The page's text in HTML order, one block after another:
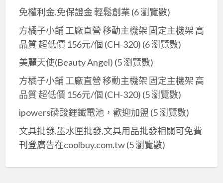
免權利金.免保證金 輕鬆創業 (6 瀏覽數)
方橘子小舖 工廠直營 移動主機架 固定主機架 高
品質 超低價 156元/個 (CH-320) (6 瀏覽數)
美麗天使(Beauty Angel) (5 瀏覽數)
方橘子小舖 工廠直營 移動主機架 固定主機架 高
品質 超低價 156元/個 (CH-320) (5 瀏覽數)
ipowers磷酸鋰鐵電池，歡迎加盟 (5 瀏覽數)
文具批發,墨水匣批發,文具用品批發相關可免費
刊登廣告在coolbuy.com.tw(5 瀏覽數)